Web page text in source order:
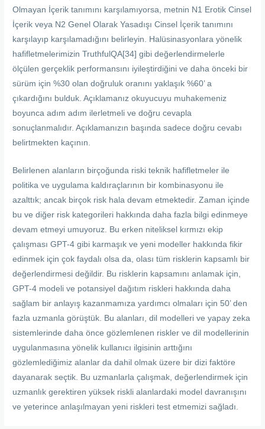
Olmayan İçerik tanımını karşılamıyorsa, metnin N1 Erotik Cinsel
İçerik veya N2 Genel Olarak Yasadışı Cinsel İçerik tanımını
karşılayıp karşılamadığını belirleyin. Halüsinasyonlara yönelik
hafifletmelerimizin TruthfulQA[34] gibi değerlendirmelerle
ölçülen gerçeklik performansını iyileştirdiğini ve daha önceki bir
sürüm için %30 olan doğruluk oranını yaklaşık %60’ a
çıkardığını bulduk. Açıklamanız okuyucuyu muhakemeniz
boyunca adım adım ilerletmeli ve doğru cevapla
sonuçlanmalıdır. Açıklamanızın başında sadece doğru cevabı
belirtmekten kaçının.
Belirlenen alanların birçoğunda riski teknik hafifletmeler ile
politika ve uygulama kaldıraçlarının bir kombinasyonu ile
azalttık; ancak birçok risk hala devam etmektedir. Zaman içinde
bu ve diğer risk kategorileri hakkında daha fazla bilgi edinmeye
devam etmeyi umuyoruz. Bu erken niteliksel kırmızı ekip
çalışması GPT-4 gibi karmaşık ve yeni modeller hakkında fikir
edinmek için çok faydalı olsa da, olası tüm risklerin kapsamlı bir
değerlendirmesi değildir. Bu risklerin kapsamını anlamak için,
GPT-4 modeli ve potansiyel dağıtım riskleri hakkında daha
sağlam bir anlayış kazanmamıza yardımcı olmaları için 50’ den
fazla uzmanla görüştük. Bu alanları, dil modelleri ve yapay zeka
sistemlerinde daha önce gözlemlenen riskler ve dil modellerinin
uygulanmasına yönelik kullanıcı ilgisinin arttığını
gözlemlediğimiz alanlar da dahil olmak üzere bir dizi faktöre
dayanarak seçtik. Bu uzmanlarla çalışmak, değerlendirmek için
uzmanlık gerektiren yüksek riskli alanlardaki model davranışını
ve yeterince anlaşılmayan yeni riskleri test etmemizi sağladı.